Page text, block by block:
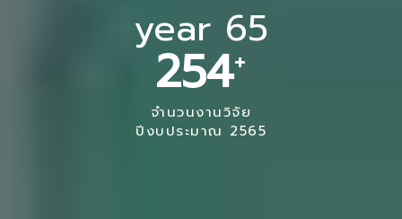
year 65
254+
จำนวนงานวิจัย
ปีงบประมาณ 2565